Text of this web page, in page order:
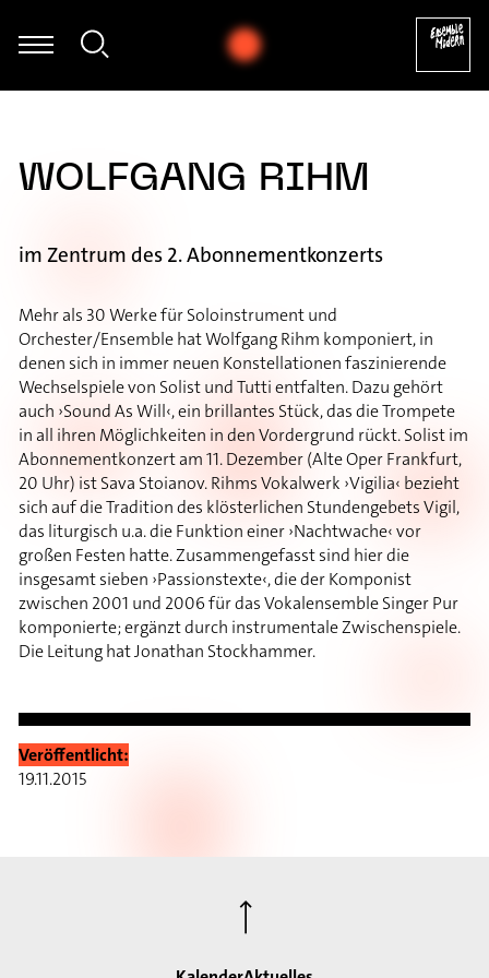
Dietmar Wiesner - Soundskultpur
WOLFGANG RIHM
im Zentrum des 2. Abonnementkonzerts
Veröffentlicht:
19.11.2015
Mehr als 30 Werke für Soloinstrument und
Orchester/Ensemble hat Wolfgang Rihm komponiert, in
denen sich in immer neuen Konstellationen faszinierende
Wechselspiele von Solist und Tutti entfalten. Dazu gehört
auch ›Sound As Will‹, ein brillantes Stück, das die Trompete
in all ihren Möglichkeiten in den Vordergrund rückt. Solist im
Abonnementkonzert am 11. Dezember (Alte Oper Frankfurt,
20 Uhr) ist Sava Stoianov. Rihms Vokalwerk ›Vigilia‹ bezieht
sich auf die Tradition des klösterlichen Stundengebets Vigil,
das liturgisch u.a. die Funktion einer ›Nachtwache‹ vor
großen Festen hatte. Zusammengefasst sind hier die
insgesamt sieben ›Passionstexte‹, die der Komponist
zwischen 2001 und 2006 für das Vokalensemble Singer Pur
komponierte; ergänzt durch instrumentale Zwischenspiele.
Die Leitung hat Jonathan Stockhammer.
⟶